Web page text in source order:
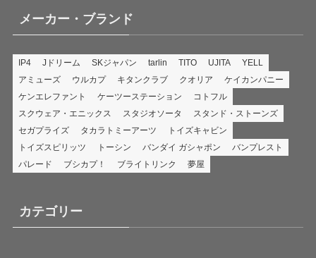
メーカー・ブランド
IP4 Jドリーム SKジャパン tarlin TITO UJITA
YELL
アミューズ
ウルカプ キタンクラブ クオリア
ケイカンパニー
ケンエレファント
ケーツーステーション
コトフル
スクウェア・エニックス
スタジオソータ
スタンド・ストーンズ
セガプライズ
タカラトミーアーツ
トイズキャビン
トイズスピリッツ
トーシン バンダイ ガシャポン
バンプレスト
パレード
ブシカプ！ ブライトリンク 夢屋
カテゴリー